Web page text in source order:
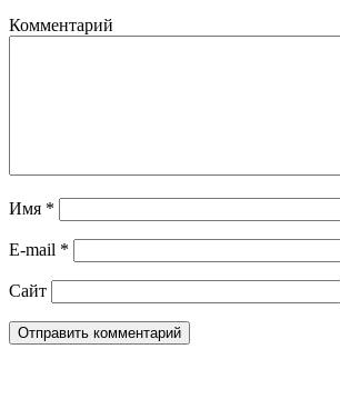
Комментарий
Имя *
E-mail *
Сайт